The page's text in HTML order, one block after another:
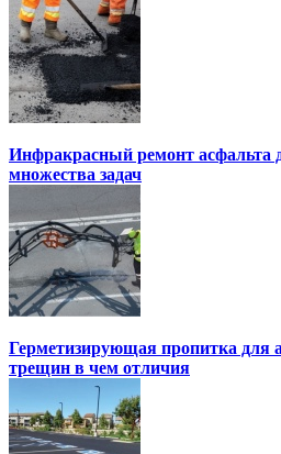
Инфракрасный ремонт асфальта
множества задач
Герметизирующая пропитка для
трещин в чем отличия